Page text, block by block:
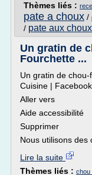
Thèmes liés :
pate a choux /
/ pate aux choux
Un gratin de
Fourchette ...
Un gratin de
Cuisine | Facebook
Aller vers
Aide accessibilité
Supprimer
Nous utilisons des
Lire la suite
Thèmes liés : chou